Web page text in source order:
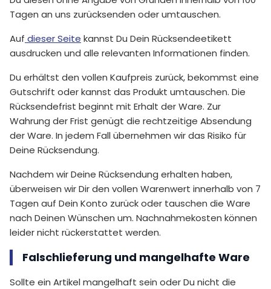
Tagen an uns zurücksenden oder umtauschen.
Auf dieser Seite kannst Du Dein Rücksendeetikett
ausdrucken und alle relevanten Informationen finden.
Du erhältst den vollen Kaufpreis zurück, bekommst eine
Gutschrift oder kannst das Produkt umtauschen. Die
Rücksendefrist beginnt mit Erhalt der Ware. Zur
Wahrung der Frist genügt die rechtzeitige Absendung
der Ware. In jedem Fall übernehmen wir das Risiko für
Deine Rücksendung.
Nachdem wir Deine Rücksendung erhalten haben,
überweisen wir Dir den vollen Warenwert innerhalb von 7
Tagen auf Dein Konto zurück oder tauschen die Ware
nach Deinen Wünschen um. Nachnahmekosten können
leider nicht rückerstattet werden.
Falschlieferung und mangelhafte Ware
Sollte ein Artikel mangelhaft sein oder Du nicht die